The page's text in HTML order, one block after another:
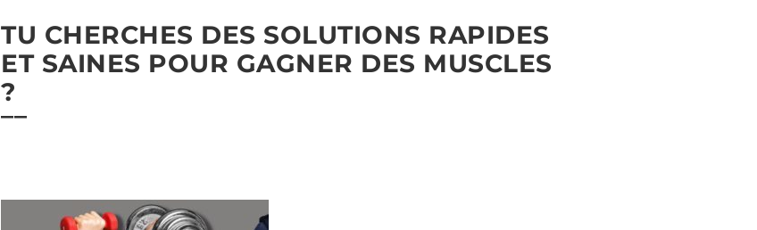
TU CHERCHES DES SOLUTIONS RAPIDES
ET SAINES POUR GAGNER DES MUSCLES
?